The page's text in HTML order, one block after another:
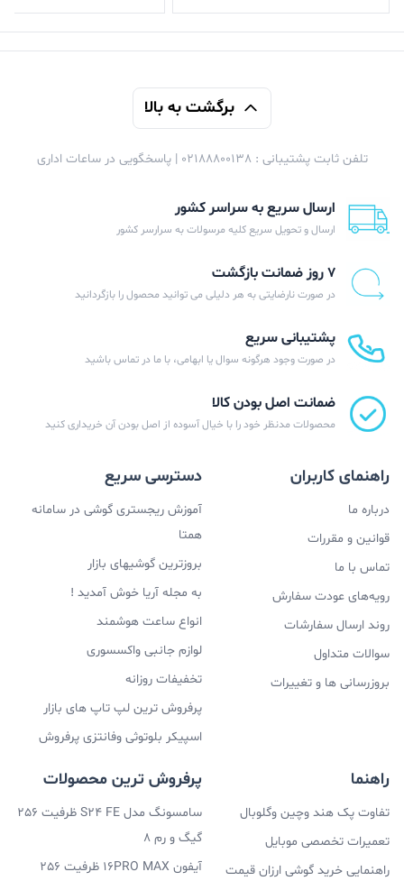
برگشت به بالا
تلفن ثابت پشتیبانی : 02188800138 | پاسخگویی در ساعات اداری
ارسال سریع به سراسر کشور
ارسال و تحویل سریع کلیه مرسولات به سرارسر کشور
۷ روز ضمانت بازگشت
در صورت نارضایتی به هر دلیلی می توانید محصول را بازگردانید
پشتیبانی سریع
در صورت وجود هرگونه سوال یا ابهامی، با ما در تماس باشید
ضمانت اصل بودن کالا
محصولات مدنظر خود را با خیال آسوده از اصل بودن آن خریداری کنید
راهنمای کاربران
درباره ما
قوانین و مقررات
تماس با ما
رویه‌های عودت سفارش
روند ارسال سفارشات
سوالات متداول
بروزرسانی ها و تغییرات
دسترسی سریع
آموزش ریجستری گوشی در سامانه
همتا
بروزترین گوشیهای بازار
به مجله آریا خوش آمدید !
انواع ساعت هوشمند
لوازم جانبی واکسسوری
تخفیفات روزانه
پرفروش ترین لپ تاپ های بازار
اسپیکر بلوتوثی وفانتزی پرفروش
راهنما
تفاوت پک هند وچین وگلوبال
تعمیرات تخصصی موبایل
راهنمایی خرید گوشی ارزان قیمت
پرفروش ترین محصولات
سامسونگ مدل S24 FE ظرفیت 256
گیگ و رم 8
آیفون 16PRO MAX ظرفیت 256